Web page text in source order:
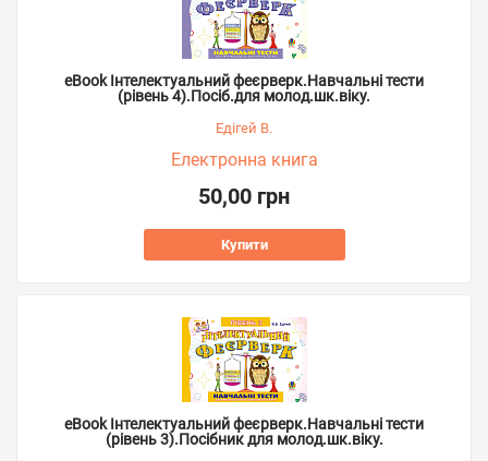
eBook Інтелектуальний феєрверк.Навчальні тести
(рівень 4).Посіб.для молод.шк.віку.
Едігей В.
Електронна книга
50,00 грн
Купити
eBook Інтелектуальний феєрверк.Навчальні тести
(рівень 3).Посібник для молод.шк.віку.